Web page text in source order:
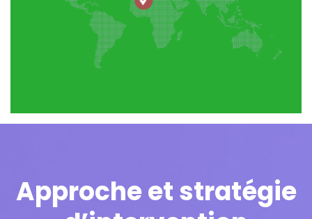
Approche et stratégie